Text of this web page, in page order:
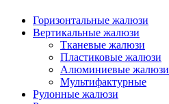
Горизонтальные жалюзи
Вертикальные жалюзи
Тканевые жалюзи
Пластиковые жалюзи
Алюминиевые жалюзи
Мультифактурные
Рулонные жалюзи